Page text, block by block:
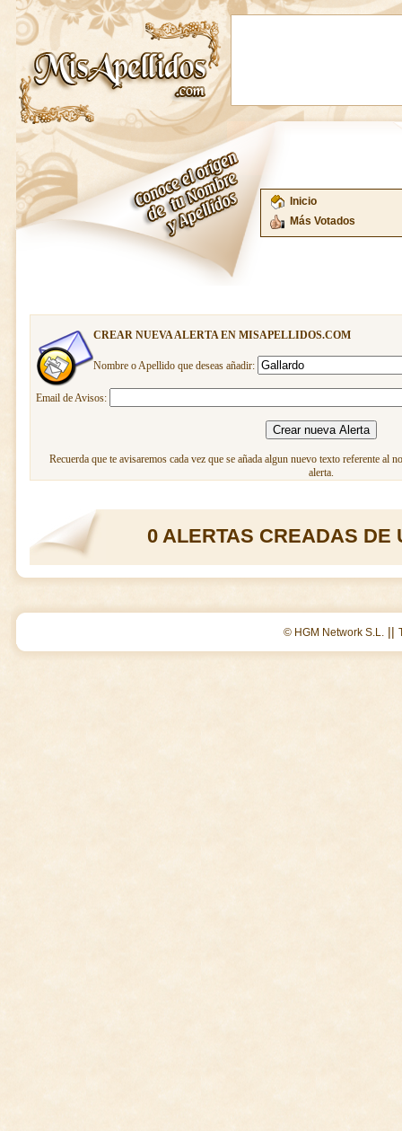
Inicio
Más Votados
CREAR NUEVA ALERTA EN MISAPELLIDOS.COM
Nombre o Apellido que deseas añadir:
Email de Avisos:
Recuerda que te avisaremos cada vez que se añada algun nuevo texto referente al
alerta.
0 ALERTAS CREADAS DE
© HGM Network S.L. ||